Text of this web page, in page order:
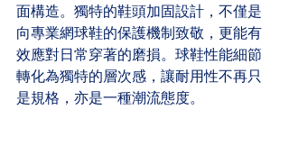
面構造。獨特的鞋頭加固設計，不僅是
向專業網球鞋的保護機制致敬，更能有
效應對日常穿著的磨損。球鞋性能細節
轉化為獨特的層次感，讓耐用性不再只
是規格，亦是一種潮流態度。